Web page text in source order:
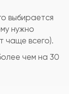
выбирается
нужно
чаще всего).
чем на 30